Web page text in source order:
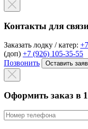
Контакты для
Заказать лодку / катер:
(доп) +7 (926) 105-35-55
Позвонить
Оставить
Оформить заказ в